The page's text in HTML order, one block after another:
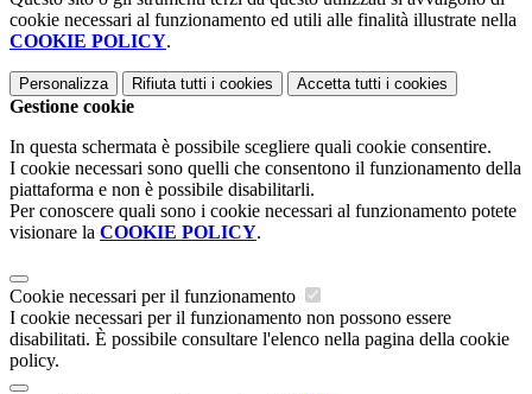
cookie necessari al funzionamento ed utili alle finalità illustrate nella
COOKIE POLICY.
Personalizza Rifiuta tutti i cookies Accetta tutti i cookies
Gestione cookie
In questa schermata è possibile scegliere quali cookie consentire.
I cookie necessari sono quelli che consentono il funzionamento della
piattaforma e non è possibile disabilitarli.
Per conoscere quali sono i cookie necessari al funzionamento potete
visionare la COOKIE POLICY.
Cookie necessari per il funzionamento
I cookie necessari per il funzionamento non possono essere
disabilitati. È possibile consultare l'elenco nella pagina della cookie
policy.